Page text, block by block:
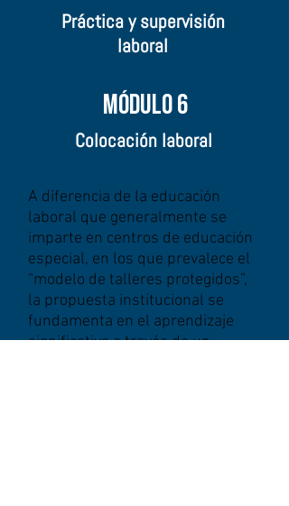
Práctica y supervisión
laboral
Módulo 6
Colocación laboral
A diferencia de la educación
laboral que generalmente se
imparte en centros de educación
especial, en los que prevalece el
“modelo de talleres protegidos”,
la propuesta institucional se
fundamenta en el aprendizaje
significativo a través de un